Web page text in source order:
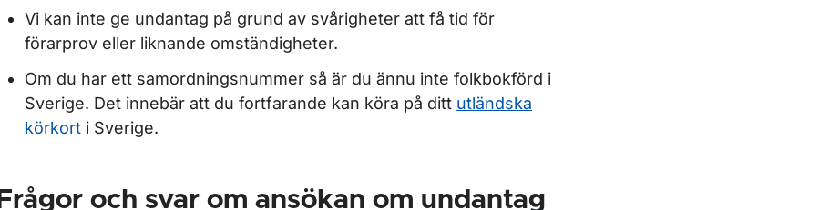
Vi kan inte ge undantag på grund av svårigheter att få tid för
förarprov eller liknande omständigheter.
Om du har ett samordningsnummer så är du ännu inte folkbokförd i
Sverige. Det innebär att du fortfarande kan köra på ditt utländska
körkort i Sverige.
Frågor och svar om ansökan om undantag